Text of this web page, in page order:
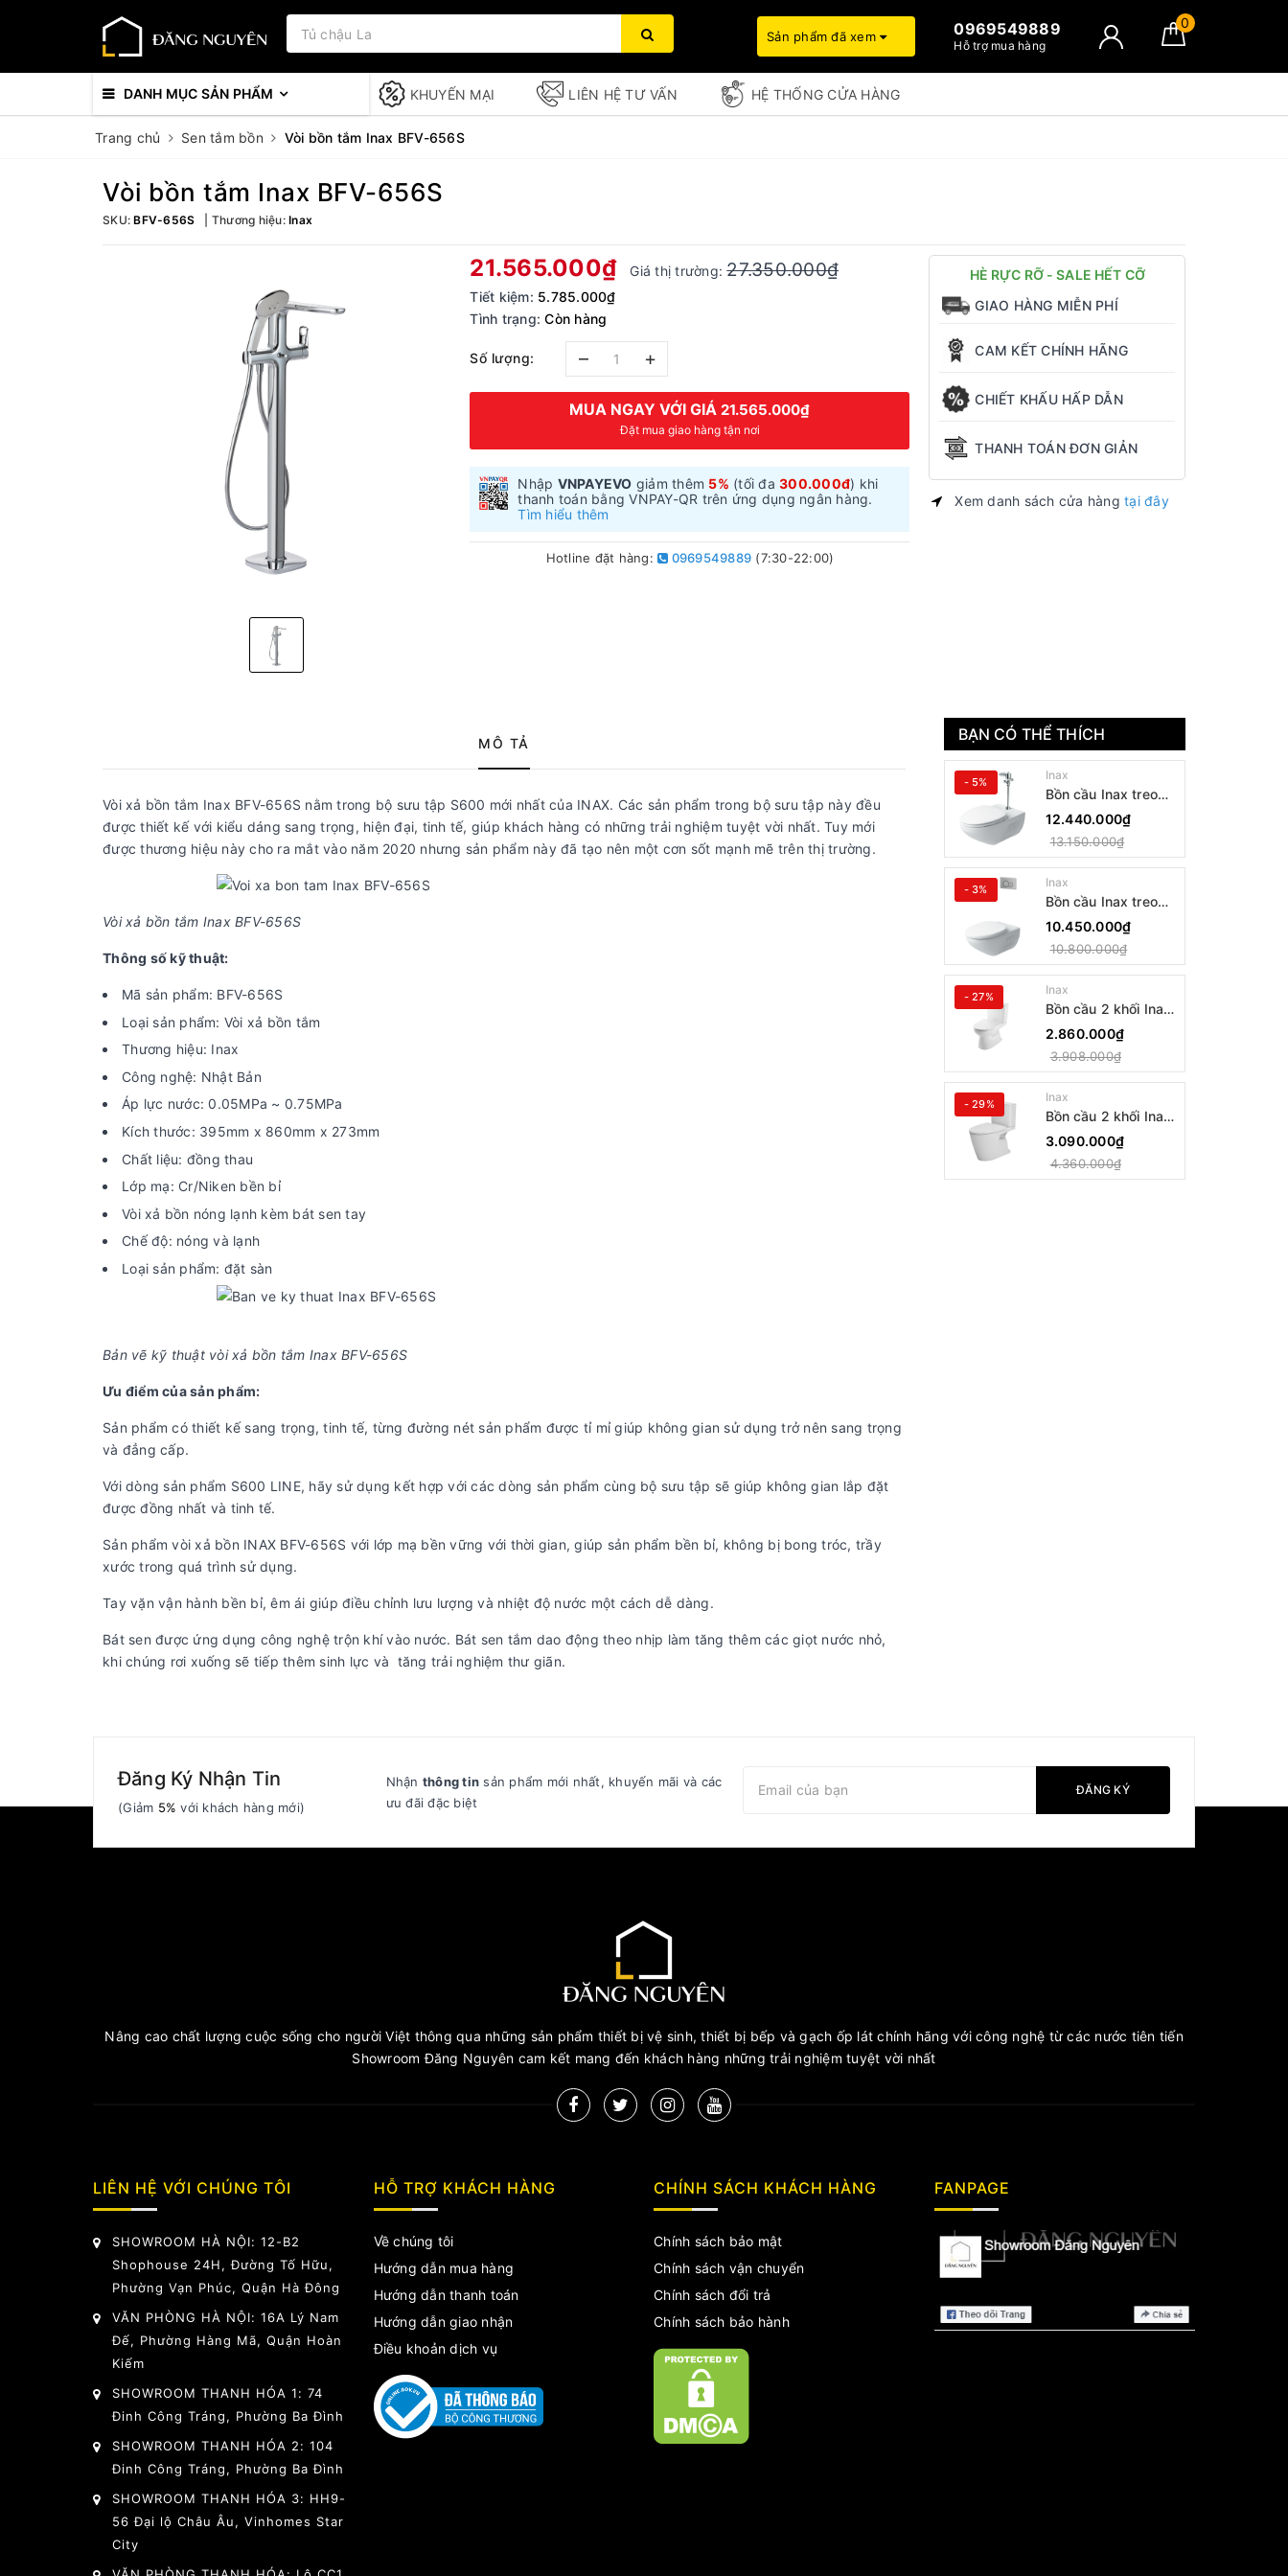
Sản phẩm đã xem 0969549889
Hỗ trợ mua hàng
0
DANH MỤC SẢN PHẨM KHUYẾN MẠI LIÊN HỆ TƯ VẤN HỆ THỐNG CỬA HÀNG
Trang chủ Sen tắm bồn Vòi bồn tắm Inax BFV-656S
Vòi bồn tắm Inax BFV-656S
SKU:BFV-656S Thương hiệu: Inax
21.565.000₫ Giá thị trường:27.350.000₫
Tiết kiệm: 5.785.000₫
Tình trạng: Còn hàng
Số lượng: – +
MUA NGAY VỚI GIÁ21.565.000₫
Đặt mua giao hàng tận nơi
Nhập VNPAYEVO giảm thêm 5% (tối đa300.000đ) khi
thanh toán bằng VNPAY-QR trên ứng dụng ngân hàng.
Tìm hiểu thêm
Hotline đặt hàng: 0969549889 (7:30-22:00)
HÈ RỰC RỠ - SALE HẾT CỠ
GIAO HÀNG MIỄN PHÍ
CAM KẾT CHÍNH HÃNG
CHIẾT KHẤU HẤP DẪN
THANH TOÁN ĐƠN GIẢN
Xem danh sách cửa hàngtại đây
MÔ TẢ
Vòi xả bồn tắm Inax BFV-656S nằm trong bộ sưu tập S600 mới nhất của INAX. Các sản phẩm trong bộ sưu tập này đều
được thiết kế với kiểu dáng sang trọng, hiện đại, tinh tế, giúp khách hàng có những trải nghiệm tuyệt vời nhất. Tuy mới
được thương hiệu này cho ra mắt vào năm 2020 nhưng sản phẩm này đã tạo nên một cơn sốt mạnh mẽ trên thị trường.
Vòi xả bồn tắm Inax BFV-656S
Thông số kỹ thuật:
Mã sản phẩm: BFV-656S
Loại sản phẩm: Vòi xả bồn tắm
Thương hiệu: Inax
Công nghệ: Nhật Bản
Áp lực nước: 0.05MPa ~ 0.75MPa
Kích thước: 395mm x 860mm x 273mm
Chất liệu: đồng thau
Lớp mạ: Cr/Niken bền bỉ
Vòi xả bồn nóng lạnh kèm bát sen tay
Chế độ: nóng và lạnh
Loại sản phẩm: đặt sàn
Bản vẽ kỹ thuật vòi xả bồn tắm Inax BFV-656S
Ưu điểm của sản phẩm:
Sản phẩm có thiết kế sang trọng, tinh tế, từng đường nét sản phẩm được tỉ mỉ giúp không gian sử dụng trở nên sang trọng
và đẳng cấp.
Với dòng sản phẩm S600 LINE, hãy sử dụng kết hợp với các dòng sản phẩm cùng bộ sưu tập sẽ giúp không gian lắp đặt
được đồng nhất và tinh tế.
Sản phẩm vòi xả bồn INAX BFV-656S với lớp mạ bền vững với thời gian, giúp sản phẩm bền bỉ, không bị bong tróc, trầy
xước trong quá trình sử dụng.
Tay vặn vận hành bền bỉ, êm ái giúp điều chỉnh lưu lượng và nhiệt độ nước một cách dễ dàng.
Bát sen được ứng dụng công nghệ trộn khí vào nước. Bát sen tắm dao động theo nhịp làm tăng thêm các giọt nước nhỏ,
khi chúng rơi xuống sẽ tiếp thêm sinh lực và tăng trải nghiệm thư giãn.
BẠN CÓ THỂ THÍCH
- 5% Inax
Bồn cầu Inax treo
tường AC-22PVN
12.440.000₫
13.150.000₫
- 3% Inax
Bồn cầu Inax treo
tường AC-23PVN
10.450.000₫
10.800.000₫
- 27% Inax
Bồn cầu 2 khối Inax
AC-514VAN
2.860.000₫
3.908.000₫
- 29% Inax
Bồn cầu 2 khối Inax
AC-602VAN
3.090.000₫
4.360.000₫
Đăng Ký Nhận Tin
(Giảm 5% với khách hàng mới)
Nhận thông tin sản phẩm mới nhất, khuyến mãi và các
ưu đãi đặc biệt
ĐĂNG KÝ
Nâng cao chất lượng cuộc sống cho người Việt thông qua những sản phẩm thiết bị vệ sinh, thiết bị bếp và gạch ốp lát chính hãng với công nghệ từ các nước tiên tiến
Showroom Đăng Nguyên cam kết mang đến khách hàng những trải nghiệm tuyệt vời nhất
LIÊN HỆ VỚI CHÚNG TÔI
SHOWROOM HÀ NỘI: 12-B2
Shophouse 24H, Đường Tố Hữu,
Phường Vạn Phúc, Quận Hà Đông
VĂN PHÒNG HÀ NỘI: 16A Lý Nam
Đế, Phường Hàng Mã, Quận Hoàn
Kiếm
SHOWROOM THANH HÓA 1: 74
Đinh Công Tráng, Phường Ba Đình
SHOWROOM THANH HÓA 2: 104
Đinh Công Tráng, Phường Ba Đình
SHOWROOM THANH HÓA 3: HH9-
56 Đại lộ Châu Âu, Vinhomes Star
City
HỖ TRỢ KHÁCH HÀNG
Về chúng tôi
Hướng dẫn mua hàng
Hướng dẫn thanh toán
Hướng dẫn giao nhận
Điều khoản dịch vụ
CHÍNH SÁCH KHÁCH HÀNG
Chính sách bảo mật
Chính sách vận chuyển
Chính sách đổi trả
Chính sách bảo hành
FANPAGE